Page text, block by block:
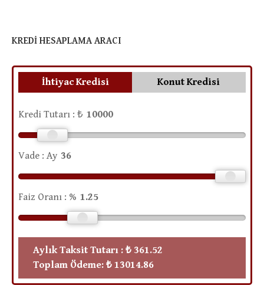
KREDI HESAPLAMA ARACI
İhtiyac Kredisi Konut Kredisi
Kredi Tutarı : ₺
Vade : Ay
Faiz Oranı : %
Aylık Taksit Tutarı :₺ 361.52
Toplam Ödeme:₺ 13014.86